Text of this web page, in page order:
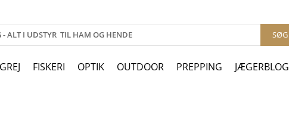
SØG
FISKERI OPTIK OUTDOOR PREPPING JÆGERBLOG